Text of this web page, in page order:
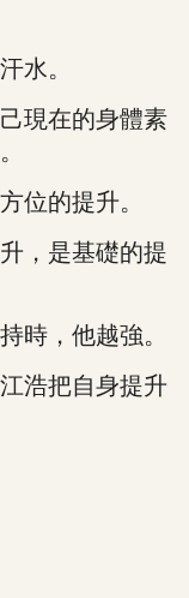
水。
現在的身體素
的提升。
，是基礎的提
，他越強。
浩把自身提升